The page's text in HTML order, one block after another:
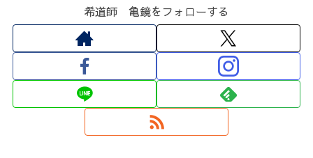
希道師 亀鏡をフォローする